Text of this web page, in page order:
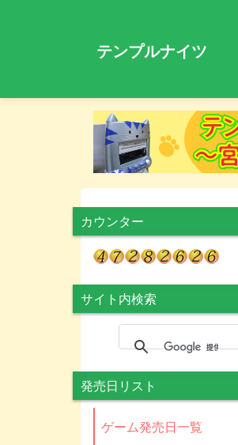
テンプルナイツ
カウンター
サイト内検索
発売日リスト
ゲーム発売日一覧